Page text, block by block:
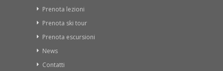
Prenota lezioni
Prenota ski tour
Prenota escursioni
News
Contatti